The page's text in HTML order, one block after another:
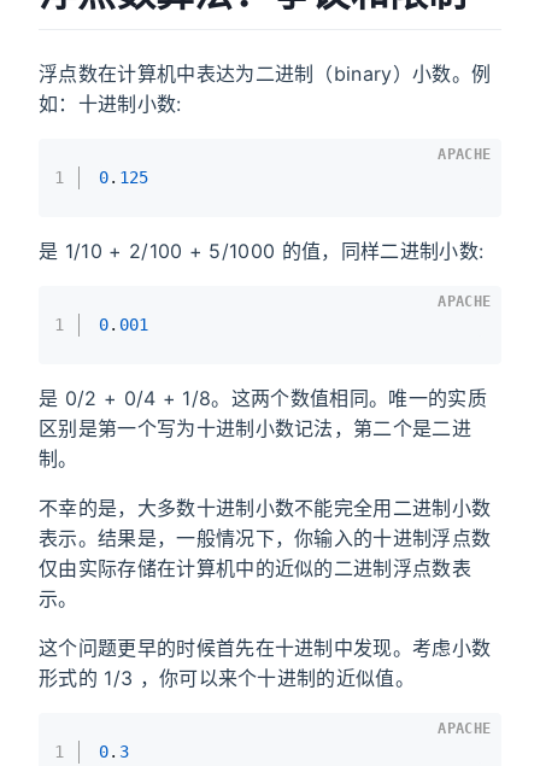
浮点数在计算机中表达为二进制（binary）小数。例
如：十进制小数:
1 0. 125
APACHE
是 1/10 + 2/100 + 5/1000 的值，同样二进制小数:
1 0. 001
APACHE
是 0/2 + 0/4 + 1/8。这两个数值相同。唯一的实质
区别是第一个写为十进制小数记法，第二个是二进
制。
不幸的是，大多数十进制小数不能完全用二进制小数
表示。结果是，一般情况下，你输入的十进制浮点数
仅由实际存储在计算机中的近似的二进制浮点数表
示。
这个问题更早的时候首先在十进制中发现。考虑小数
形式的 1/3 ，你可以来个十进制的近似值。
1 0. 3
APACHE